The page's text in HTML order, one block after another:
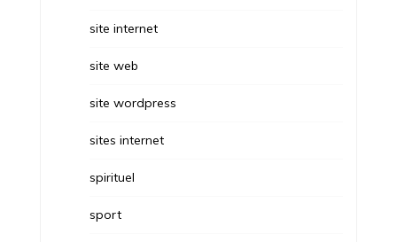
site internet
site web
site wordpress
sites internet
spirituel
sport